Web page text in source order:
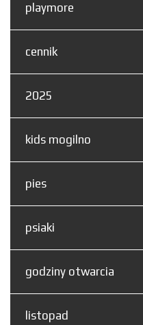
playmore
cennik
2025
kids mogilno
pies
psiaki
godziny otwarcia
listopad